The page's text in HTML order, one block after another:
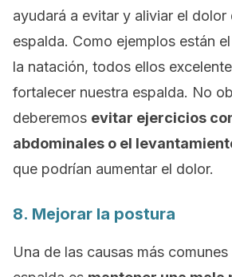
ayudará a evitar y aliviar el dolor
espalda. Como ejemplos están
la natación, todos ellos
fortalecer nuestra espalda. No
deberemos evitar ejercicios
abdominales o el
que podrían aumentar el dolor.
8. Mejorar la postura
Una de las causas más